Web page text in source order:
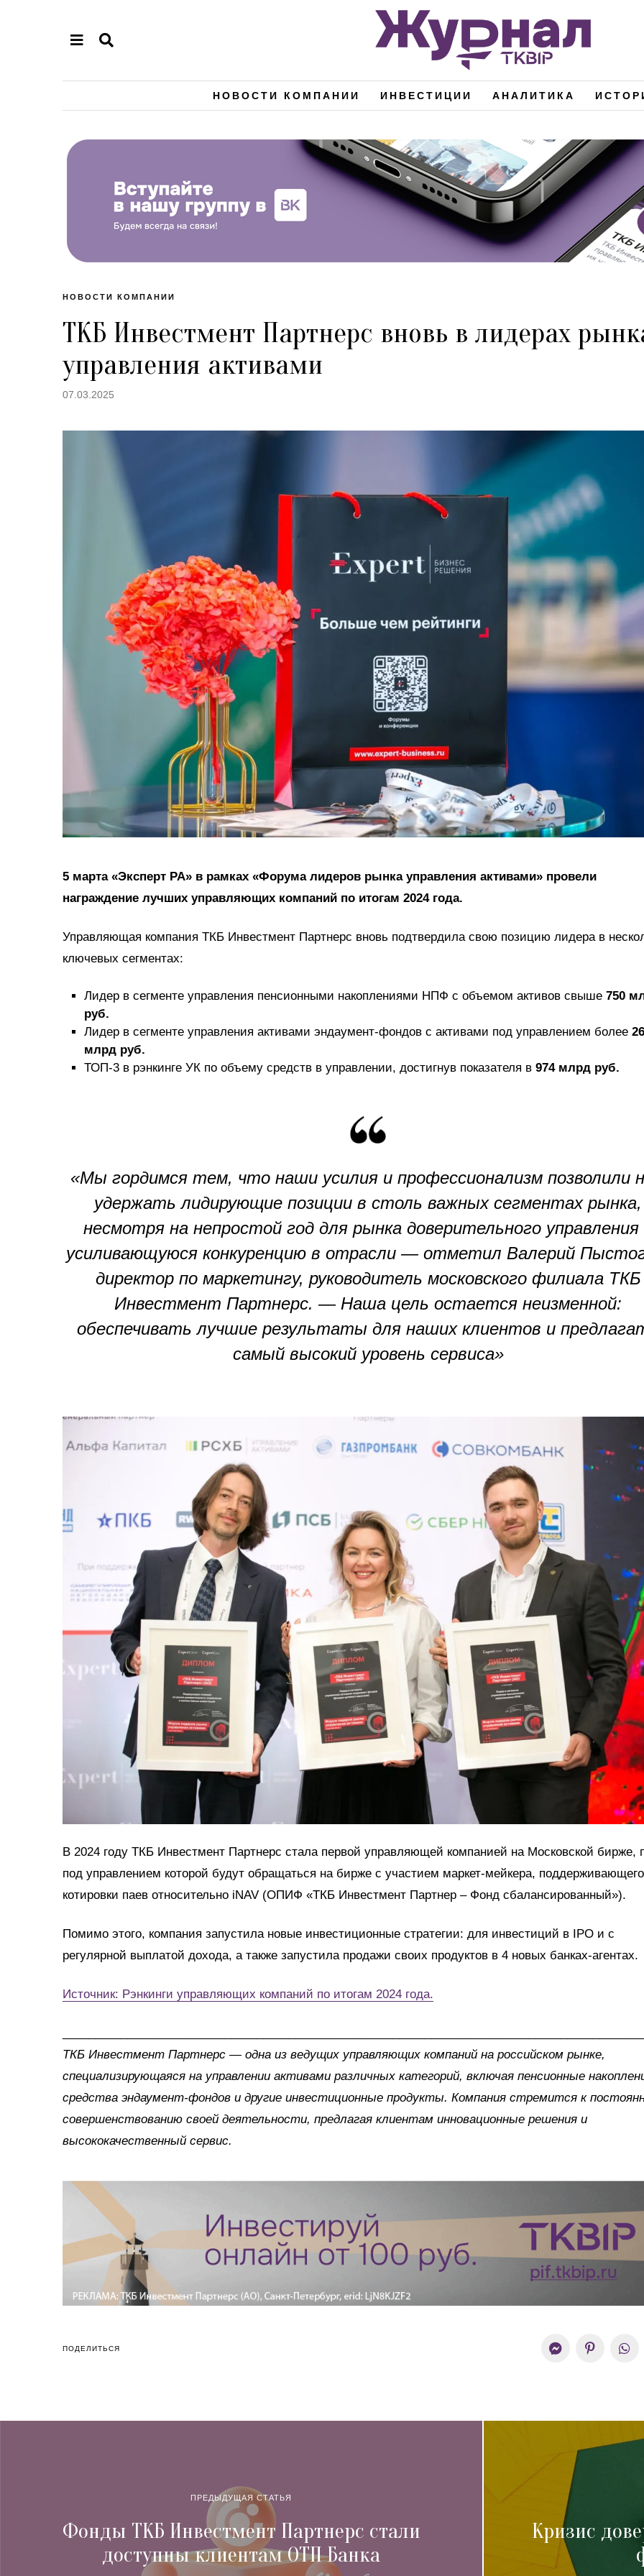
НОВОСТИ КОМПАНИИ ИНВЕСТИЦИИ АНАЛИТИКА
НОВОСТИ КОМПАНИИ
ТКБ Инвестмент Партнерс вновь в лидерах
управления активами
07.03.2025
5 марта «Эксперт РА» в рамках «Форума лидеров рынка управления активами» провели
награждение лучших управляющих компаний по итогам 2024 года.
Управляющая компания ТКБ Инвестмент Партнерс вновь подтвердила свою позицию лидера в
ключевых сегментах:
Лидер в сегменте управления пенсионными накоплениями НПФ с объемом активов свыше 750
руб.
Лидер в сегменте управления активами эндаумент-фондов с активами под управлением более 26
млрд руб.
ТОП-3 в рэнкинге УК по объему средств в управлении, достигнув показателя в 974 млрд руб.
«Мы гордимся тем, что наши усилия и профессионализм позволили
удержать лидирующие позиции в столь важных сегментах рынка,
несмотря на непростой год для рынка доверительного управления
усиливающуюся конкуренцию в отрасли — отметил Валерий
директор по маркетингу, руководитель московского филиала ТКБ
Инвестмент Партнерс. — Наша цель остается неизменной:
обеспечивать лучшие результаты для наших клиентов и
самый высокий уровень сервиса»
В 2024 году ТКБ Инвестмент Партнерс стала первой управляющей компанией на Московской бирже,
под управлением которой будут обращаться на бирже с участием маркет-мейкера, поддерживающего
котировки паев относительно iNAV (ОПИФ «ТКБ Инвестмент Партнер – Фонд сбалансированный»).
Помимо этого, компания запустила новые инвестиционные стратегии: для инвестиций в IPO и с
регулярной выплатой дохода, а также запустила продажи своих продуктов в 4 новых банках-агентах.
Источник: Рэнкинги управляющих компаний по итогам 2024 года.
ТКБ Инвестмент Партнерс — одна из ведущих управляющих компаний на российском рынке,
специализирующаяся на управлении активами различных категорий, включая пенсионные
средства эндаумент-фондов и другие инвестиционные продукты. Компания стремится к
совершенствованию своей деятельности, предлагая клиентам инновационные решения и
высококачественный сервис.
ПОДЕЛИТЬСЯ
ПРЕДЫДУЩАЯ СТАТЬЯ
Фонды ТКБ Инвестмент Партнерс стали
доступны клиентам ОТП Банка
Кризис